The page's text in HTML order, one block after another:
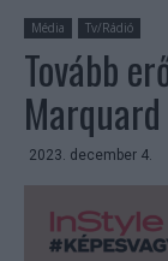
Média Tv/Rádió
Tovább
Marquard
2023. december 4.